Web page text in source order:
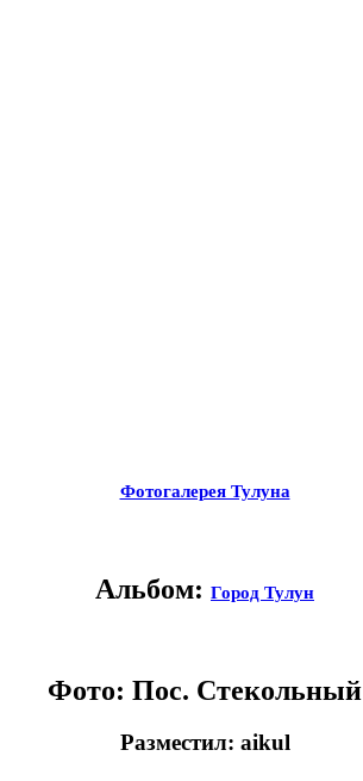
Фотогалерея Тулуна
Альбом: Город Тулун
Фото: Пос. Стекольный
Разместил: aikul